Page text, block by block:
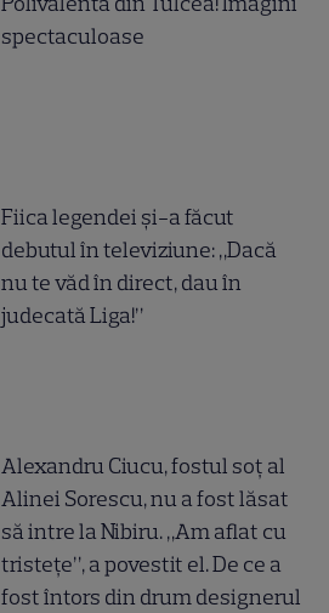
spectaculoase
Fiica legendei și-a făcut
debutul în televiziune: „Dacă
nu te văd în direct, dau în
judecată Liga!”
Alexandru Ciucu, fostul soț al
Alinei Sorescu, nu a fost lăsat
să intre la Nibiru. „Am aflat cu
tristețe”, a povestit el. De ce a
fost întors din drum designerul